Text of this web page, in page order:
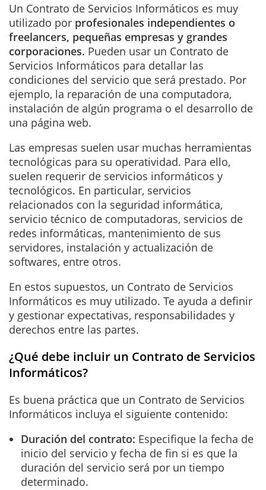
Un Contrato de Servicios Informáticos es muy
utilizado por profesionales independientes o
freelancers, pequeñas empresas y grandes
corporaciones. Pueden usar un Contrato de
Servicios Informáticos para detallar las
condiciones del servicio que será prestado. Por
ejemplo, la reparación de una computadora,
instalación de algún programa o el desarrollo de
una página web.
Las empresas suelen usar muchas herramientas
tecnológicas para su operatividad. Para ello,
suelen requerir de servicios informáticos y
tecnológicos. En particular, servicios
relacionados con la seguridad informática,
servicio técnico de computadoras, servicios de
redes informáticas, mantenimiento de sus
servidores, instalación y actualización de
softwares, entre otros.
En estos supuestos, un Contrato de Servicios
Informáticos es muy utilizado. Te ayuda a definir
y gestionar expectativas, responsabilidades y
derechos entre las partes.
¿Qué debe incluir un Contrato de Servicios
Informáticos?
Es buena práctica que un Contrato de Servicios
Informáticos incluya el siguiente contenido:
Duración del contrato: Especifique la fecha de
inicio del servicio y fecha de fin si es que la
duración del servicio será por un tiempo
determinado.